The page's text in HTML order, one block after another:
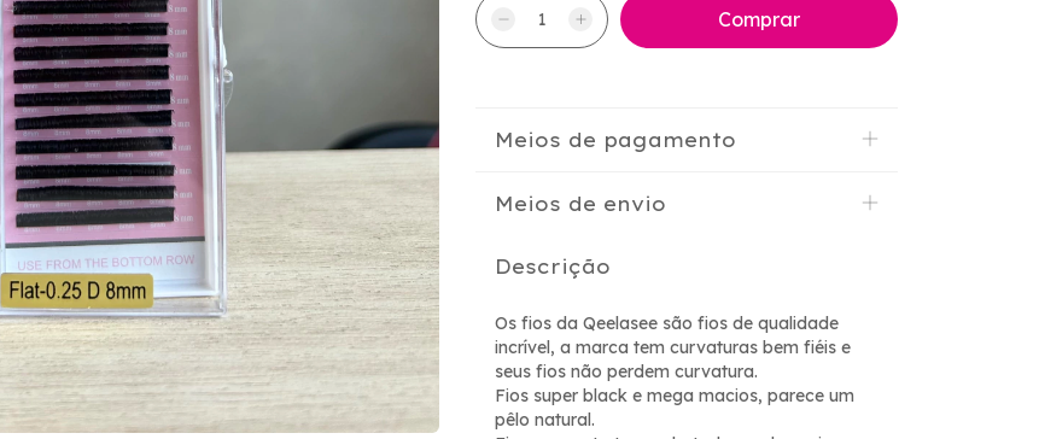
Meios de pagamento
Meios de envio
Descrição
Os fios da Qeelasee são fios de qualidade
incrível, a marca tem curvaturas bem fiéis e
seus fios não perdem curvatura.
Fios super black e mega macios, parece um
pêlo natural.